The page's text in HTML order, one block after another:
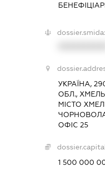
dossier.smida:
УКРАЇНА,
ОБЛ.,
МІСТО
ОФІС 25
1 500 000